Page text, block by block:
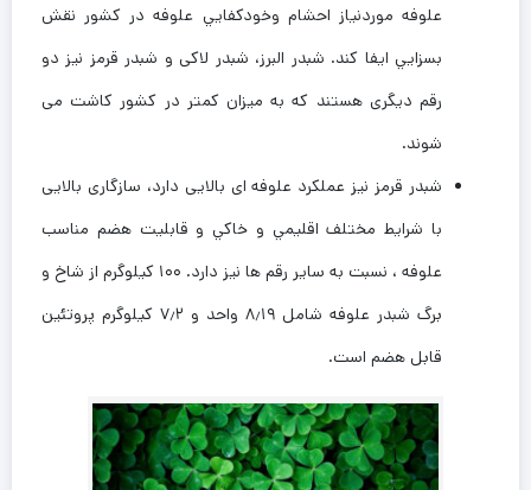
علوفه موردنیاز احشام وخودكفايي علوفه در كشور نقش
بسزايي ايفا کند. شبدر البرز، شبدر لاکی و شبدر قرمز نیز دو
رقم دیگری هستند که به میزان کمتر در کشور کاشت می
شوند.
شبدر قرمز نیز عملکرد علوفه ای بالایی دارد، سازگاری بالایی
با شرايط مختلف اقليمي و خاكي و قابليت هضم مناسب
علوفه ، نسبت به ساير رقم ها نیز دارد. ۱۰۰ کیلوگرم از شاخ و
برگ شبدر علوفه شامل ۸٫۱۹ واحد و ۷٫۲ کیلوگرم پروتئین
قابل هضم است.